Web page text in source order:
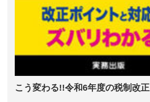
こう変わる!!令和6年度の税制改正